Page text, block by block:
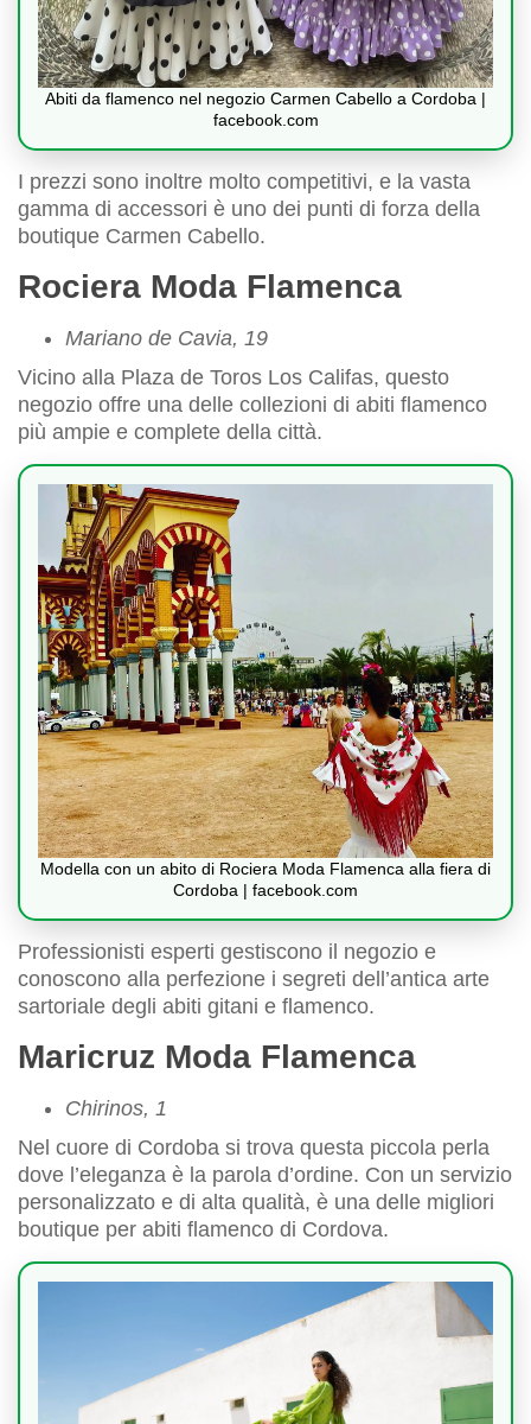
Abiti da flamenco nel negozio Carmen Cabello a Cordoba |
facebook.com
I prezzi sono inoltre molto competitivi, e la vasta
gamma di accessori è uno dei punti di forza della
boutique Carmen Cabello.
Rociera Moda Flamenca
Mariano de Cavia, 19
Vicino alla Plaza de Toros Los Califas, questo
negozio offre una delle collezioni di abiti flamenco
più ampie e complete della città.
Modella con un abito di Rociera Moda Flamenca alla fiera di
Cordoba | facebook.com
Professionisti esperti gestiscono il negozio e
conoscono alla perfezione i segreti dell’antica arte
sartoriale degli abiti gitani e flamenco.
Maricruz Moda Flamenca
Chirinos, 1
Nel cuore di Cordoba si trova questa piccola perla
dove l’eleganza è la parola d’ordine. Con un servizio
personalizzato e di alta qualità, è una delle migliori
boutique per abiti flamenco di Cordova.